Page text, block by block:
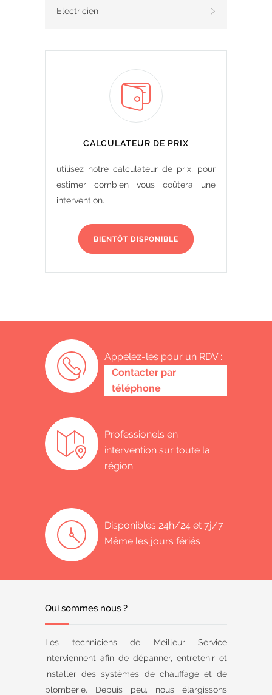
Electricien
CALCULATEUR DE PRIX
utilisez notre calculateur de prix, pour
estimer combien vous coûtera une
intervention.
BIENTÔT DISPONIBLE
Appelez-les pour un RDV :
0487 62 69 26
Contacter par
téléphone
Professionels en
intervention sur toute la
région
Disponibles 24h/24 et 7j/7
Même les jours fériés
Qui sommes nous ?
Les techniciens de Meilleur Service
interviennent afin de dépanner, entretenir et
installer des systèmes de chauffage et de
plomberie. Depuis peu, nous élargissons